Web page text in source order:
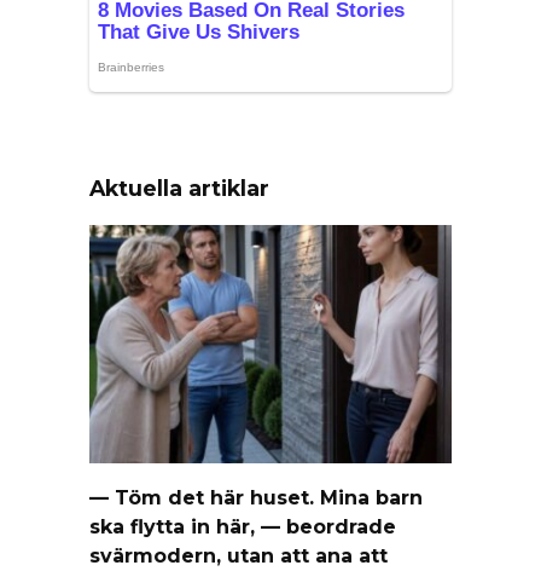
Aktuella artiklar
— Töm det här huset. Mina barn
ska flytta in här, — beordrade
svärmodern, utan att ana att